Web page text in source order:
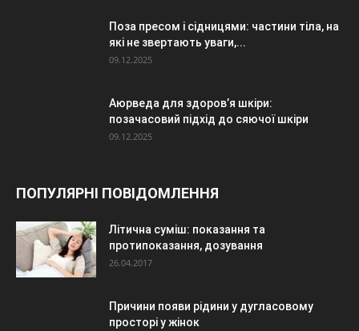
Поза пресом і сідницями: частини тіла, на
які не звертають уваги,...
09.12.2025
Аюрведа для здоров’я шкіри:
позачасовий підхід до сяючої шкіри
09.12.2025
ПОПУЛЯРНІ ПОВІДОМЛЕННЯ
Літична суміш: показання та
протипоказання, дозування
26.04.2017
Причини появи рідини у дугласовому
просторі у жінок